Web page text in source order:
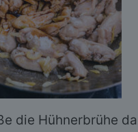
die Hühnerbrühe